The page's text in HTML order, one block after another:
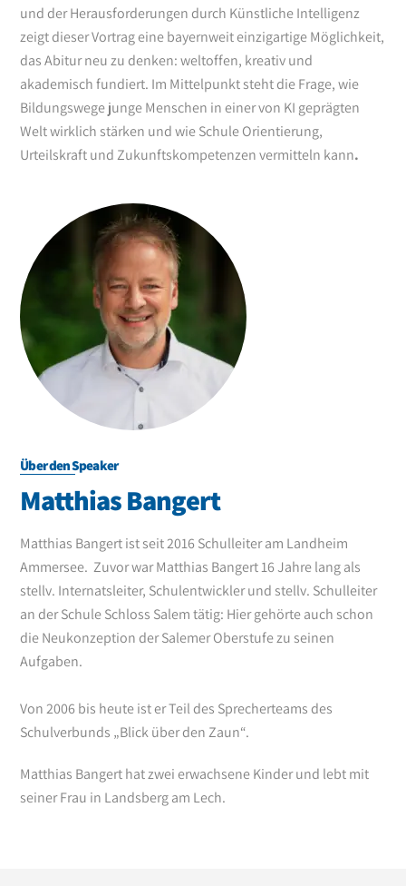
und der Herausforderungen durch Künstliche Intelligenz
zeigt dieser Vortrag eine bayernweit einzigartige Möglichkeit,
das Abitur neu zu denken: weltoffen, kreativ und
akademisch fundiert. Im Mittelpunkt steht die Frage, wie
Bildungswege junge Menschen in einer von KI geprägten
Welt wirklich stärken und wie Schule Orientierung,
Urteilskraft und Zukunftskompetenzen vermitteln kann.
Über den Speaker
Matthias Bangert
Matthias Bangert ist seit 2016 Schulleiter am Landheim
Ammersee. Zuvor war Matthias Bangert 16 Jahre lang als
stellv. Internatsleiter, Schulentwickler und stellv. Schulleiter
an der Schule Schloss Salem tätig: Hier gehörte auch schon
die Neukonzeption der Salemer Oberstufe zu seinen
Aufgaben.
Von 2006 bis heute ist er Teil des Sprecherteams des
Schulverbunds „Blick über den Zaun“.
Matthias Bangert hat zwei erwachsene Kinder und lebt mit
seiner Frau in Landsberg am Lech.